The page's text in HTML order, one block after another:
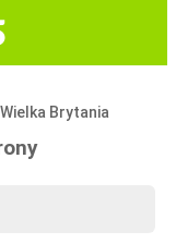
Wielka Brytania